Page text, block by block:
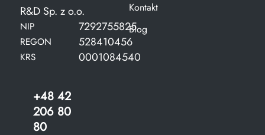
R&D Sp. z o.o.
NIP 7292755825
REGON 528410456
KRS 0001084540
+48 42
206 80
80
Kontakt
Blog